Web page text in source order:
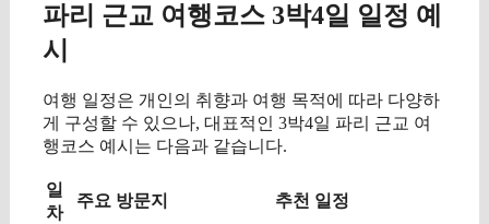
파리 근교 여행코스 3박4일 일정 예
시
여행 일정은 개인의 취향과 여행 목적에 따라 다양하
게 구성할 수 있으나, 대표적인 3박4일 파리 근교 여
행코스 예시는 다음과 같습니다.
일
차
주요 방문지 추천 일정